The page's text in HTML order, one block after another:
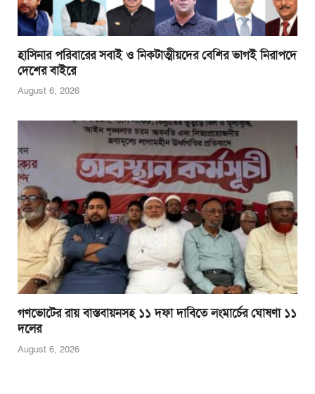
হাসিনার পরিবারের সবাই ও নিকটাত্মীয়দের বেশির ভাগই নিরাপদে
দেশের বাইরে
August 6, 2026
গণভোটের রায় বাস্তবায়নসহ ১১ দফা দাবিতে লংমার্চের ঘোষণা ১১
দলের
August 6, 2026